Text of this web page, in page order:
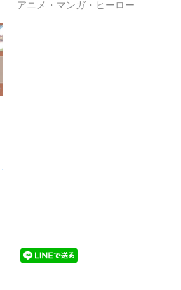
アニメ・マンガ・ヒーロー